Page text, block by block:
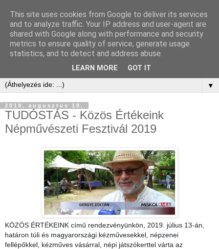
▼
2019. augusztus 10.
TUDÓSTÁS - Közös Értékeink
Népművészeti Fesztivál 2019
KÖZÖS ÉRTÉKEINK című rendezvényünkön, 2019. július 13-án,
határon túli és magyarországi kézművesekkel, népzenei
fellépőkkel, kézműves vásárral, népi játszókerttel várta az
This site uses cookies from Google to deliver its services
and to analyze traffic. Your IP address and user-agent are
shared with Google along with performance and security
metrics to ensure quality of service, generate usage
statistics, and to detect and address abuse.
LEARN MORE GOT IT